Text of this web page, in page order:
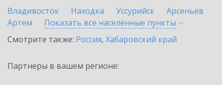
Владивосток
Находка Уссурийск
Арсеньев
Артем
Показать все населенные пункты
Смотрите также: Россия, Хабаровский край
Партнеры в вашем регионе: